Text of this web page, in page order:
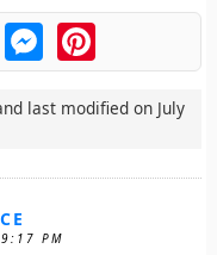
MessengerPinterest
last modified on July
9:17 PM